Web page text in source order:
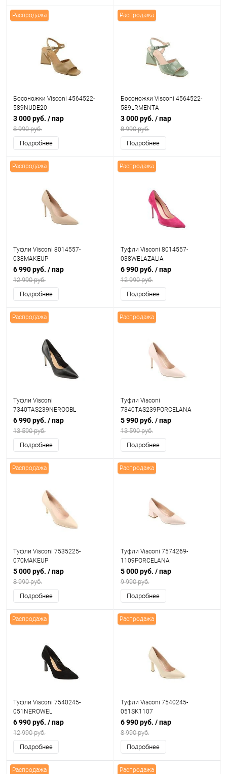
Распродажа
Босоножки Visconi 4564522-
589NUDE20
3 000 руб. / пар
8 990 руб.
Подробнее
Распродажа
Босоножки Visconi 4564522-
589LRMENTA
3 000 руб. / пар
8 990 руб.
Подробнее
Распродажа
Туфли Visconi 8014557-
038MAKEUP
6 990 руб. / пар
12 990 руб.
Подробнее
Распродажа
Туфли Visconi 8014557-
038WELAZALIA
6 990 руб. / пар
12 990 руб.
Подробнее
Распродажа
Туфли Visconi
7340TAS239NEROOBL
6 990 руб. / пар
13 590 руб.
Подробнее
Распродажа
Туфли Visconi
7340TAS239PORCELANA
5 990 руб. / пар
13 590 руб.
Подробнее
Распродажа
Туфли Visconi 7535225-
070MAKEUP
5 000 руб. / пар
8 990 руб.
Подробнее
Распродажа
Туфли Visconi 7574269-
1109PORCELANA
5 000 руб. / пар
9 990 руб.
Подробнее
Распродажа
Туфли Visconi 7540245-
051NEROWEL
6 990 руб. / пар
12 990 руб.
Подробнее
Распродажа
Туфли Visconi 7540245-
051SK1107
6 990 руб. / пар
8 990 руб.
Подробнее
Распродажа Распродажа